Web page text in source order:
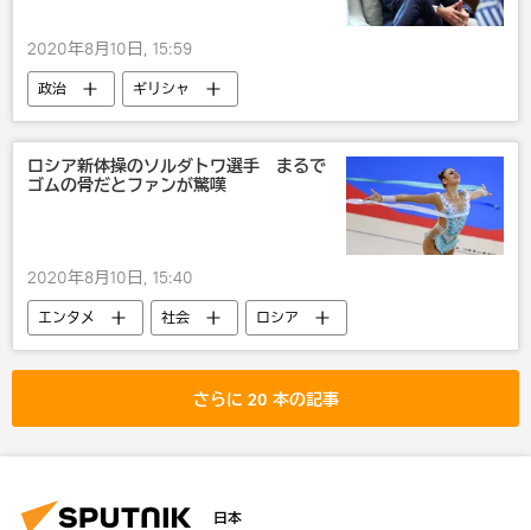
2020年8月10日, 15:59
政治 ギリシャ
ロシア新体操のソルダトワ選手 まるで
ゴムの骨だとファンが驚嘆
2020年8月10日, 15:40
エンタメ 社会
ロシア
国際
びっくり
さらに 20 本の記事
日本